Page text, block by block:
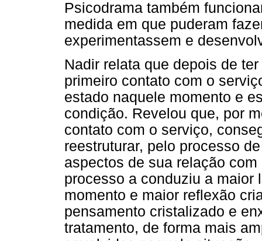
Psicodrama também
medida em que puderam
experimentassem e
Nadir relata que depois de
primeiro contato com o
estado naquele momento e
condição. Revelou que, por
contato com o serviço,
reestruturar, pelo processo
aspectos de sua relação
processo a conduziu a maior
momento e maior reflexão
pensamento cristalizado e
tratamento, de forma mais